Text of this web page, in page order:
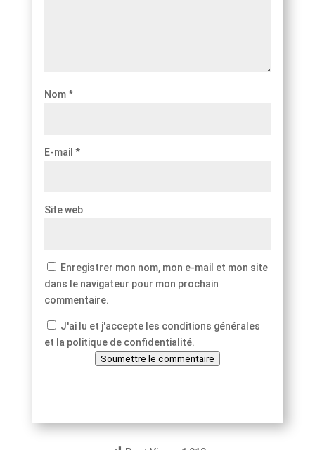
Nom*
E-mail *
Site web
Enregistrer mon nom, mon e-mail et mon site
dans le navigateur pour mon prochain
commentaire.
J'ai lu et j'accepte les conditions générales
et la politique de confidentialité.
Soumettre le commentaire